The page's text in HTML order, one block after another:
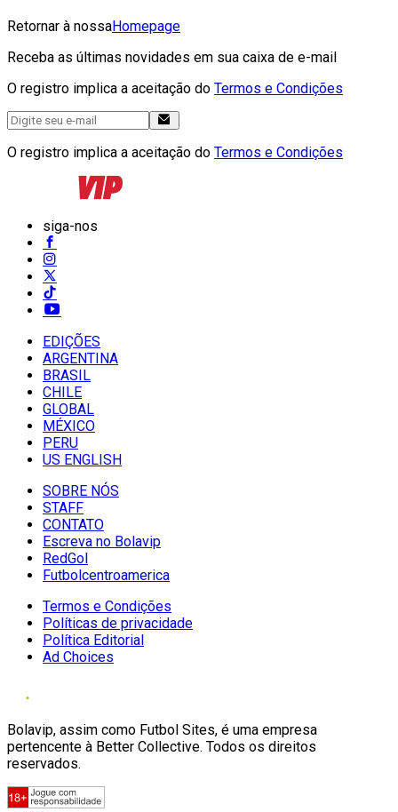
Retornar à nossaHomepage
Receba as últimas novidades em sua caixa de e-mail
O registro implica a aceitação do Termos e Condições
O registro implica a aceitação do Termos e Condições
siga-nos
EDIÇÕES
ARGENTINA
BRASIL
CHILE
GLOBAL
MÉXICO
PERU
US ENGLISH
SOBRE NÓS
STAFF
CONTATO
Escreva no Bolavip
RedGol
Futbolcentroamerica
Termos e Condições
Políticas de privacidade
Política Editorial
Ad Choices
Bolavip, assim como Futbol Sites, é uma empresa
pertencente à Better Collective. Todos os direitos
reservados.